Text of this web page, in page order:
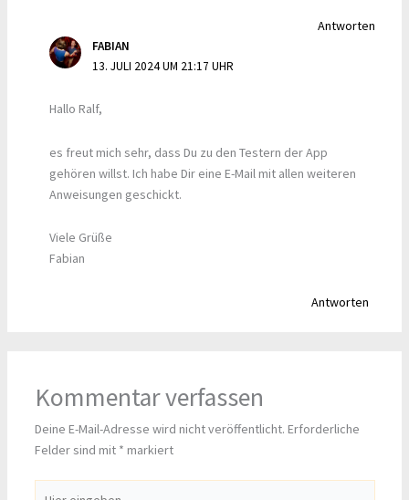
Antworten
FABIAN
13. JULI 2024 UM 21:17 UHR
Hallo Ralf,
es freut mich sehr, dass Du zu den Testern der App
gehören willst. Ich habe Dir eine E-Mail mit allen weiteren
Anweisungen geschickt.
Viele Grüße
Fabian
Antworten
Kommentar verfassen
Deine E-Mail-Adresse wird nicht veröffentlicht. Erforderliche
Felder sind mit * markiert